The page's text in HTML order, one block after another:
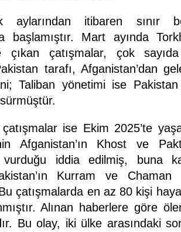
aylarından itibaren sınır
başlamıştır. Mart ayında
çıkan çatışmalar, çok
tarafı, Afganistan’dan
Taliban yönetimi ise Pakistan
ise Ekim 2025’te
Afganistan’ın Khost ve
vurduğu iddia edilmiş, buna
Kurram ve Chaman
çatışmalarda en az 80 kişi
Alınan haberlere göre
Bu olay, iki ülke arasındaki